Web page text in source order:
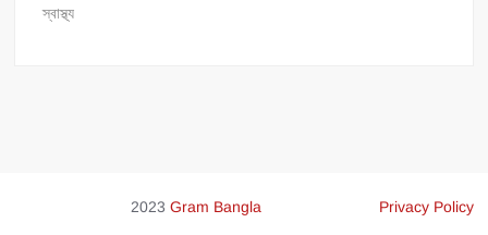
স্বাস্থ্য
2023Gram Bangla Privacy Policy